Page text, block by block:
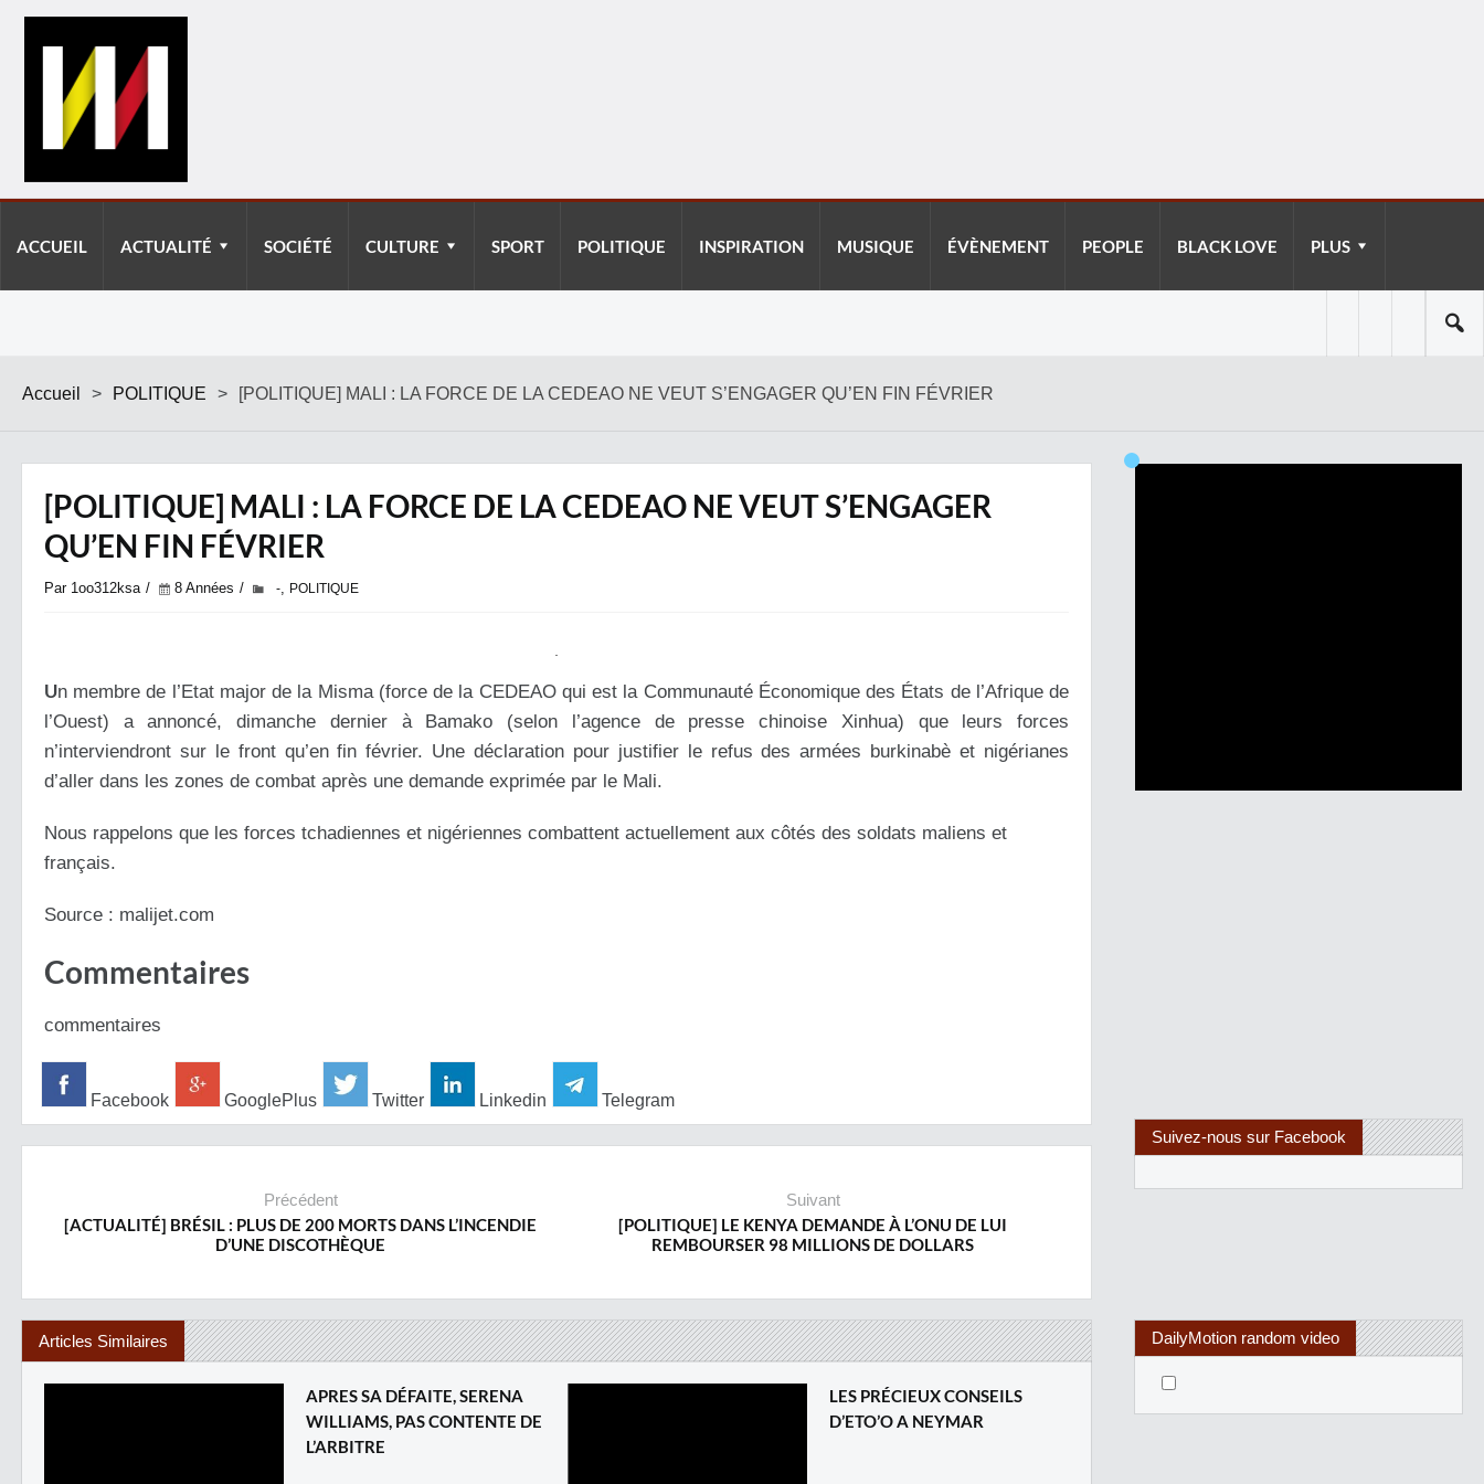
ACCUEIL ACTUALITÉ SOCIÉTÉ CULTURE SPORT POLITIQUE INSPIRATION MUSIQUE ÉVÈNEMENT PEOPLE BLACK LOVE PLUS
Accueil > POLITIQUE > [POLITIQUE] MALI : LA FORCE DE LA CEDEAO NE VEUT S’ENGAGER QU’EN FIN FÉVRIER
[POLITIQUE] MALI : LA FORCE DE LA CEDEAO NE VEUT S’ENGAGER
QU’EN FIN FÉVRIER
Par 1oo312ksa 8 Années -, POLITIQUE
Un membre de l’Etat major de la Misma (force de la CEDEAO qui est la Communauté Économique des États de l’Afrique de
l’Ouest) a annoncé, dimanche dernier à Bamako (selon l’agence de presse chinoise Xinhua) que leurs forces
n’interviendront sur le front qu’en fin février. Une déclaration pour justifier le refus des armées burkinabè et nigérianes
d’aller dans les zones de combat après une demande exprimée par le Mali.
Nous rappelons que les forces tchadiennes et nigériennes combattent actuellement aux côtés des soldats maliens et
français.
Source : malijet.com
Commentaires
commentaires
Facebook GooglePlus Twitter Linkedin Telegram
Précédent
[ACTUALITÉ] BRÉSIL : PLUS DE 200 MORTS DANS L’INCENDIE
D’UNE DISCOTHÈQUE
Suivant
[POLITIQUE] LE KENYA DEMANDE À L’ONU DE LUI
REMBOURSER 98 MILLIONS DE DOLLARS
Articles Similaires
APRES SA DÉFAITE, SERENA
WILLIAMS, PAS CONTENTE DE
L’ARBITRE
LES PRÉCIEUX CONSEILS
D’ETO’O A NEYMAR
Suivez-nous sur Facebook
DailyMotion random video